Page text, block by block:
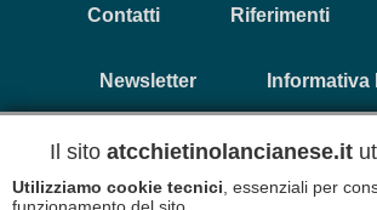
Contatti Riferimenti
Newsletter Informativa
93017880696
Il sito atcchietinolancianese.it
Utilizziamo cookie tecnici , essenziali per